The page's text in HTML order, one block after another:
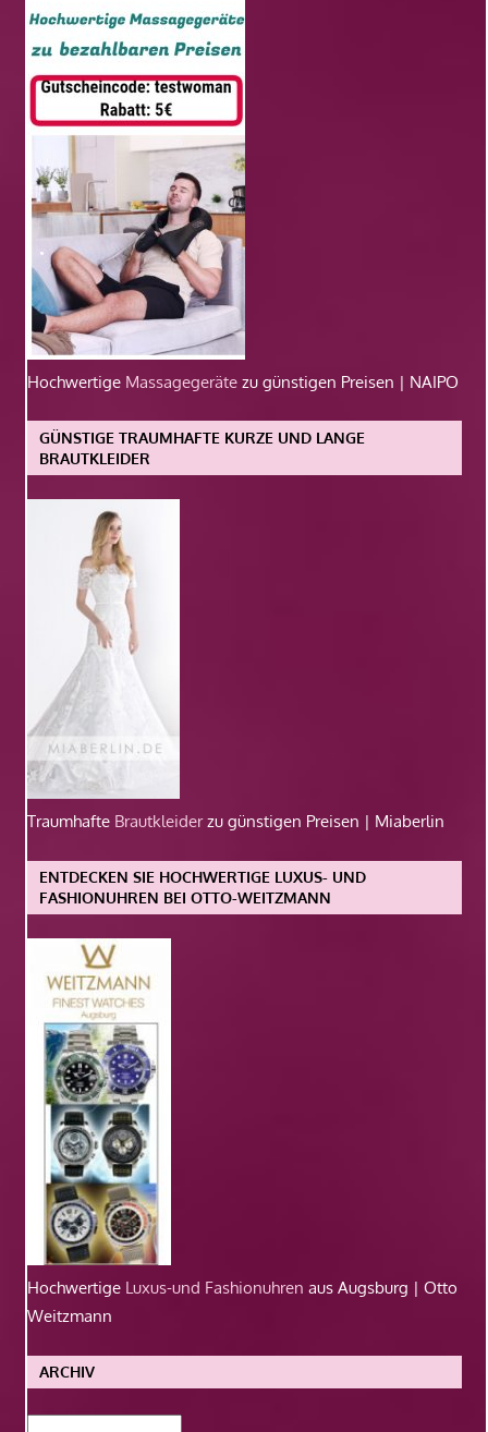
Hochwertige Massagegeräte zu günstigen Preisen | NAIPO
GÜNSTIGE TRAUMHAFTE KURZE UND LANGE
BRAUTKLEIDER
Traumhafte Brautkleiderzu günstigen Preisen | Miaberlin
ENTDECKEN SIE HOCHWERTIGE LUXUS- UND
FASHIONUHREN BEI OTTO-WEITZMANN
Hochwertige Luxus-und Fashionuhren aus Augsburg | Otto
Weitzmann
ARCHIV